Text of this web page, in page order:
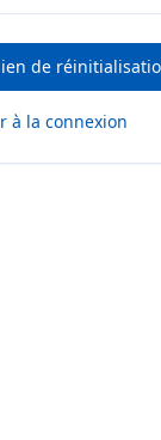
de
à la connexion